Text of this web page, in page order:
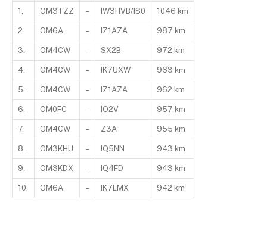
1. OM3TZZ – IW3HVB/IS0 1046 km
2. OM6A – IZ1AZA 987 km
3. OM4CW – SX2B 972 km
4. OM4CW – IK7UXW 963 km
5. OM4CW – IZ1AZA 962 km
6. OM0FC – IO2V 957 km
7. OM4CW – Z3A 955 km
8. OM3KHU – IQ5NN 943 km
9. OM3KDX – IQ4FD 943 km
10. OM6A – IK7LMX 942 km